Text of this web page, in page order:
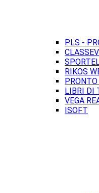
PLS -
RIKOS
LIBRI DI
VEGA
ISOFT